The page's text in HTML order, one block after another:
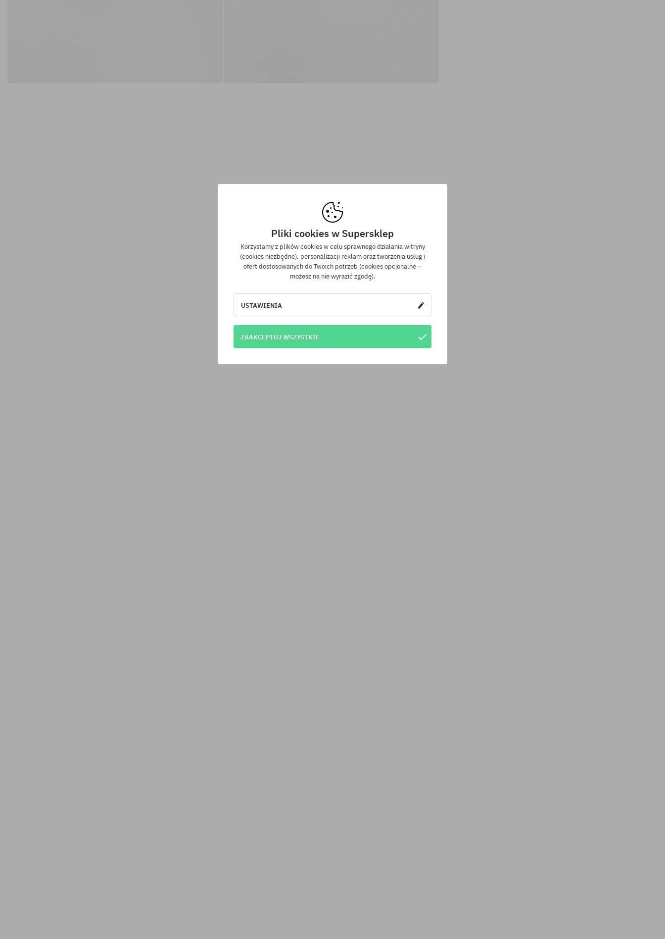
Pliki cookies w Supersklep
Korzystamy z plików cookies w celu sprawnego działania witryny
(cookies niezbędne), personalizacji reklam oraz tworzenia usług i
ofert dostosowanych do Twoich potrzeb (cookies opcjonalne –
możesz na nie wyrazić zgodę).
USTAWIENIA
ZAAKCEPTUJ WSZYSTKIE